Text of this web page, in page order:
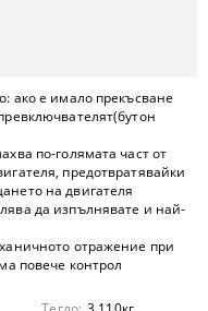
ако е имало прекъсване
по-голямата част от
предотвратявайки
на двигателя
да изпълнявате и най-
отражение при
повече контрол